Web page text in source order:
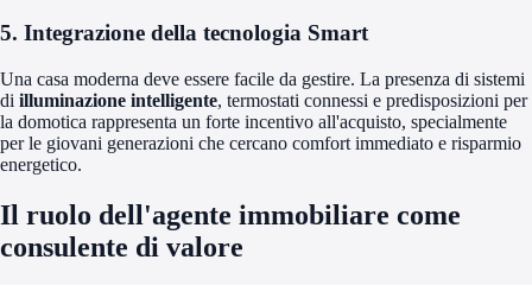
5. Integrazione della tecnologia Smart
Una casa moderna deve essere facile da gestire. La presenza di sistemi
di illuminazione intelligente, termostati connessi e predisposizioni per
la domotica rappresenta un forte incentivo all'acquisto, specialmente
per le giovani generazioni che cercano comfort immediato e risparmio
energetico.
Il ruolo dell'agente immobiliare come
consulente di valore